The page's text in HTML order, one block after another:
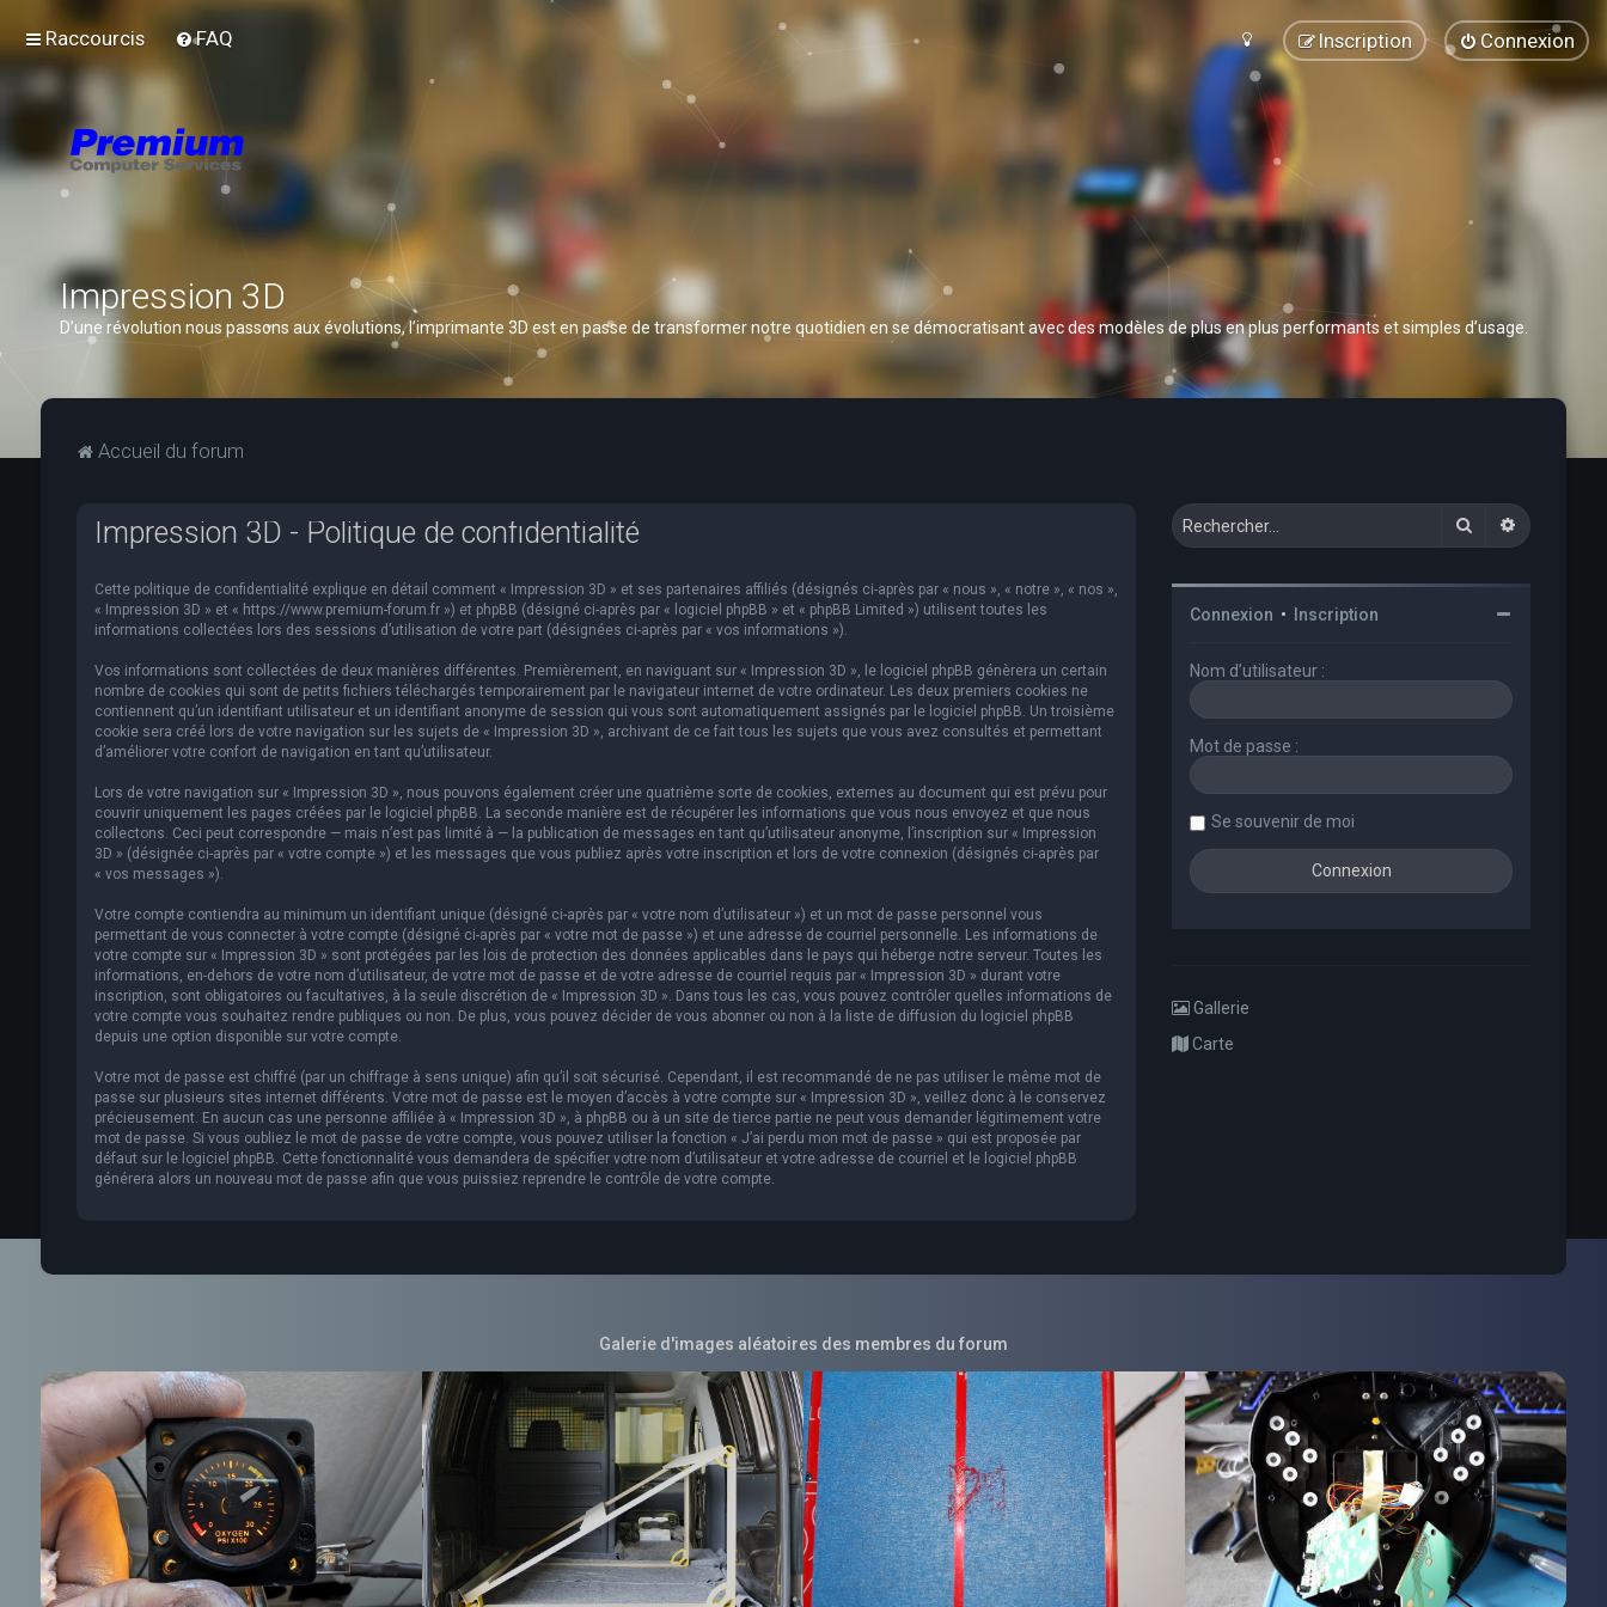
Raccourcis FAQ Connexion
Inscription
Impression 3D
D’une révolution nous passons aux évolutions, l’imprimante 3D est en passe de transformer notre quotidien en se démocratisant avec des modèles de plus en plus performants et simples d’usage.
Accueil du forum
Impression 3D - Politique de confidentialité
Cette politique de confidentialité explique en détail comment « Impression 3D » et ses partenaires affiliés (désignés ci-après par « nous », « notre », « nos »,
« Impression 3D » et « https://www.premium-forum.fr ») et phpBB (désigné ci-après par « logiciel phpBB » et « phpBB Limited ») utilisent toutes les
informations collectées lors des sessions d’utilisation de votre part (désignées ci-après par « vos informations »).
Vos informations sont collectées de deux manières différentes. Premièrement, en naviguant sur « Impression 3D », le logiciel phpBB génèrera un certain
nombre de cookies qui sont de petits fichiers téléchargés temporairement par le navigateur internet de votre ordinateur. Les deux premiers cookies ne
contiennent qu’un identifiant utilisateur et un identifiant anonyme de session qui vous sont automatiquement assignés par le logiciel phpBB. Un troisième
cookie sera créé lors de votre navigation sur les sujets de « Impression 3D », archivant de ce fait tous les sujets que vous avez consultés et permettant
d’améliorer votre confort de navigation en tant qu’utilisateur.
Lors de votre navigation sur « Impression 3D », nous pouvons également créer une quatrième sorte de cookies, externes au document qui est prévu pour
couvrir uniquement les pages créées par le logiciel phpBB. La seconde manière est de récupérer les informations que vous nous envoyez et que nous
collectons. Ceci peut correspondre — mais n’est pas limité à — la publication de messages en tant qu’utilisateur anonyme, l’inscription sur « Impression
3D » (désignée ci-après par « votre compte ») et les messages que vous publiez après votre inscription et lors de votre connexion (désignés ci-après par
« vos messages »).
Votre compte contiendra au minimum un identifiant unique (désigné ci-après par « votre nom d’utilisateur ») et un mot de passe personnel vous
permettant de vous connecter à votre compte (désigné ci-après par « votre mot de passe ») et une adresse de courriel personnelle. Les informations de
votre compte sur « Impression 3D » sont protégées par les lois de protection des données applicables dans le pays qui héberge notre serveur. Toutes les
informations, en-dehors de votre nom d’utilisateur, de votre mot de passe et de votre adresse de courriel requis par « Impression 3D » durant votre
inscription, sont obligatoires ou facultatives, à la seule discrétion de « Impression 3D ». Dans tous les cas, vous pouvez contrôler quelles informations de
votre compte vous souhaitez rendre publiques ou non. De plus, vous pouvez décider de vous abonner ou non à la liste de diffusion du logiciel phpBB
depuis une option disponible sur votre compte.
Votre mot de passe est chiffré (par un chiffrage à sens unique) afin qu’il soit sécurisé. Cependant, il est recommandé de ne pas utiliser le même mot de
passe sur plusieurs sites internet différents. Votre mot de passe est le moyen d’accès à votre compte sur « Impression 3D », veillez donc à le conservez
précieusement. En aucun cas une personne affiliée à « Impression 3D », à phpBB ou à un site de tierce partie ne peut vous demander légitimement votre
mot de passe. Si vous oubliez le mot de passe de votre compte, vous pouvez utiliser la fonction « J’ai perdu mon mot de passe » qui est proposée par
défaut sur le logiciel phpBB. Cette fonctionnalité vous demandera de spécifier votre nom d’utilisateur et votre adresse de courriel et le logiciel phpBB
générera alors un nouveau mot de passe afin que vous puissiez reprendre le contrôle de votre compte.
Rechercher
Connexion • Inscription
Nom d’utilisateur :
Mot de passe :
Se souvenir de moi
Gallerie
Carte
Galerie d'images aléatoires des membres du forum